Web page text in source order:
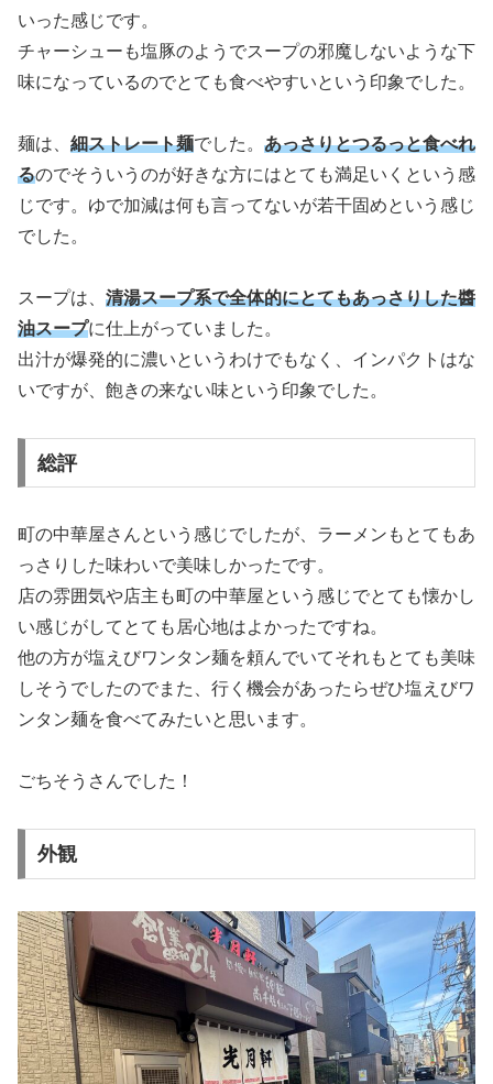
いった感じです。
チャーシューも塩豚のようでスープの邪魔しないような下
味になっているのでとても食べやすいという印象でした。
麺は、 細ストレート麺でした。 あっさりとつるっと食べれ
るのでそういうのが好きな方にはとても満足いくという感
じです。ゆで加減は何も言ってないが若干固めという感じ
でした。
スープは、 清湯スープ系で全体的にとてもあっさりした醬
油スープに仕上がっていました。
出汁が爆発的に濃いというわけでもなく、インパクトはな
いですが、飽きの来ない味という印象でした。
総評
町の中華屋さんという感じでしたが、ラーメンもとてもあ
っさりした味わいで美味しかったです。
店の雰囲気や店主も町の中華屋という感じでとても懐かし
い感じがしてとても居心地はよかったですね。
他の方が塩えびワンタン麺を頼んでいてそれもとても美味
しそうでしたのでまた、行く機会があったらぜひ塩えびワ
ンタン麺を食べてみたいと思います。
ごちそうさんでした！
外観